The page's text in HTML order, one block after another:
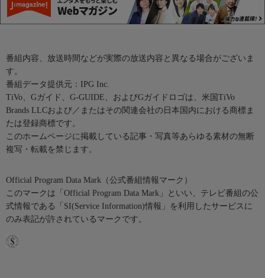
番組内容、放送時間などが実際の放送内容と異なる場合がございま
す。
番組データ提供元：IPG Inc.
TiVo、Gガイド、G-GUIDE、およびGガイドロゴは、米国TiVo
Brands LLCおよび／またはその関連会社の日本国内における商標ま
たは登録商標です。
このホームページに掲載している記事・写真等あらゆる素材の無断
複写・転載を禁じます。
Official Program Data Mark（公式番組情報マーク）
このマークは「Official Program Data Mark」といい、テレビ番組の公
式情報である「SI(Service Information)情報」を利用したサービスに
のみ表記が許されているマークです。